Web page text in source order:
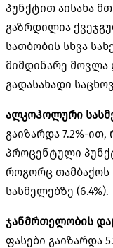
პუნქტით აისახა
გაზრდილია
სათბობის სხვა
მიმდინარე მოვლა
გადასახადი
ალკოჰოლური
გაიზარდა 7.2%-
პროცენტული
როგორც თამბაქოს
სასმელებზე (6.4%).
ჯანმრთელობის
ფასები გაიზარდა